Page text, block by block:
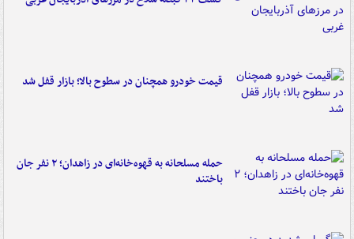
قیمت خودرو همچنان در سطوح بالا؛ بازار قفل شد
حمله مسلحانه به قهوه‌خانه‌ای در زاهدان؛ ۲ نفر جان
باختند